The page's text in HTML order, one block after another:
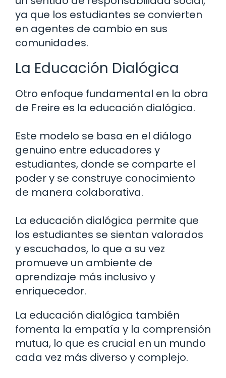
ya que los estudiantes se convierten
en agentes de cambio en sus
comunidades.
La Educación Dialógica
Otro enfoque fundamental en la obra
de Freire es la educación dialógica.
Este modelo se basa en el diálogo
genuino entre educadores y
estudiantes, donde se comparte el
poder y se construye conocimiento
de manera colaborativa.
La educación dialógica permite que
los estudiantes se sientan valorados
y escuchados, lo que a su vez
promueve un ambiente de
aprendizaje más inclusivo y
enriquecedor.
La educación dialógica también
fomenta la empatía y la comprensión
mutua, lo que es crucial en un mundo
cada vez más diverso y complejo.